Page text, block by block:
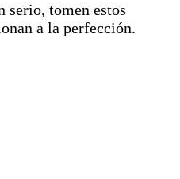
serio, tomen estos
a la perfección.